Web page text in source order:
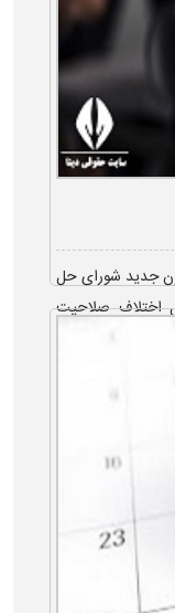
جدید شورای حل
اختلاف صلاحیت